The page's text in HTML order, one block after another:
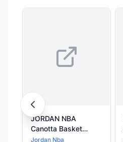
JORDAN NBA
Canotta Basket
Uomo Nba Swingman
Jordan Nba